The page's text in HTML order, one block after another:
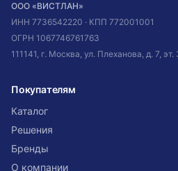
ООО «ВИСТЛАН»
ИНН 7736542220 · КПП 772001001
ОГРН 1067746761763
111141, г. Москва, ул. Плеханова, д. 7, эт.
Покупателям
Каталог
Решения
Бренды
О компании